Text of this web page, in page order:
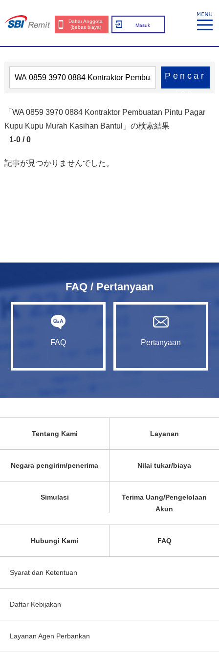
Daftar Anggota
(bebas biaya)
Masuk
Pencar
「WA 0859 3970 0884 Kontraktor Pembuatan Pintu Pagar
Kupu Kupu Murah Kasihan Bantul」の検索結果
1-0 / 0
記事が見つかりませんでした。
FAQ / Pertanyaan
FAQ Pertanyaan
Tentang Kami Layanan
Negara pengirim/penerima Nilai tukar/biaya
Simulasi
Terima Uang/Pengelolaan
Akun
Hubungi Kami FAQ
Syarat dan Ketentuan
Daftar Kebijakan
Layanan Agen Perbankan